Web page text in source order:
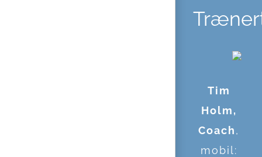
Tim
Holm,
Coach,
mobil: